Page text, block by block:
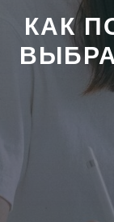
КАК